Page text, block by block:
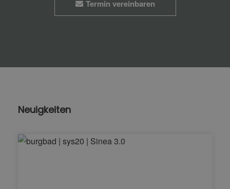
Termin vereinbaren
Neuigkeiten